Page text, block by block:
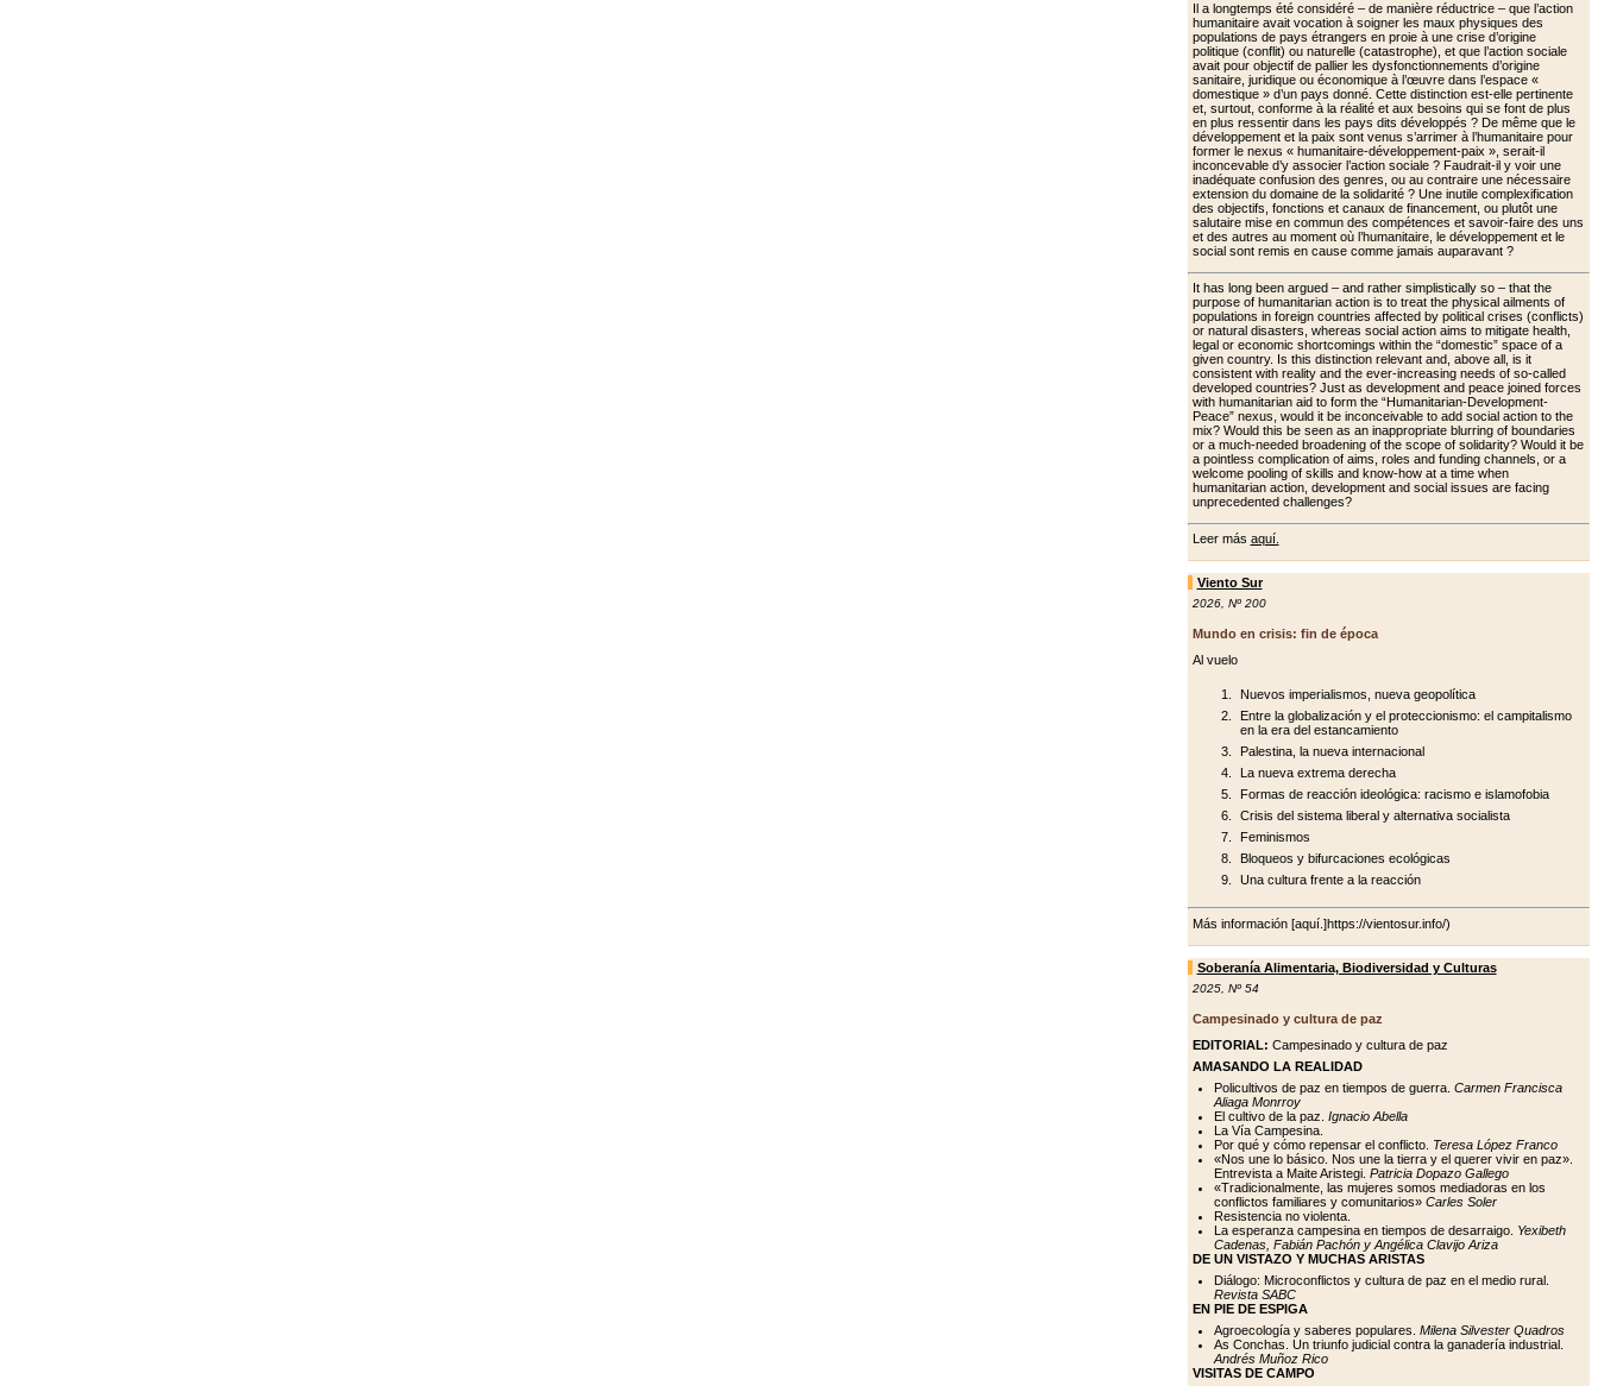
Il a longtemps été considéré – de manière réductrice – que l’action
humanitaire avait vocation à soigner les maux physiques des
populations de pays étrangers en proie à une crise d’origine
politique (conflit) ou naturelle (catastrophe), et que l’action sociale
avait pour objectif de pallier les dys­fonctionnements d’origine
sanitaire, juridique ou économique à l’œuvre dans l’espace «
domestique » d’un pays donné. Cette distinction est-elle pertinente
et, surtout, conforme à la réalité et aux besoins qui se font de plus
en plus ressentir dans les pays dits développés ? De même que le
dévelop­pement et la paix sont venus s’arrimer à l’humanitaire pour
former le nexus « humanitaire-développement-paix », serait-il
inconcevable d’y associer l’ac­tion sociale ? Faudrait-il y voir une
ina­déquate confusion des genres, ou au contraire une nécessaire
extension du domaine de la solidarité ? Une inutile complexification
des objectifs, fonc­tions et canaux de financement, ou plu­tôt une
salutaire mise en commun des compétences et savoir-faire des uns
et des autres au moment où l’humanitaire, le développement et le
social sont remis en cause comme jamais auparavant ?
It has long been argued – and rather simplistically so – that the
purpose of humanitarian action is to treat the physical ailments of
populations in foreign countries affected by political crises (conflicts)
or natural disasters, whereas social action aims to mitigate health,
legal or economic shortcomings within the “domestic” space of a
giv­en country. Is this distinction relevant and, above all, is it
consistent with re­ality and the ever-increasing needs of so-called
developed countries? Just as development and peace joined forc­es
with humanitarian aid to form the “Humanitarian-Development-
Peace” nexus, would it be inconceivable to add social action to the
mix? Would this be seen as an inappropriate blurring of boundaries
or a much-needed broad­ening of the scope of solidarity? Would it be
a pointless complication of aims, roles and funding channels, or a
wel­come pooling of skills and know-how at a time when
humanitarian action, de­velopment and social issues are facing
unprecedented challenges?
Leer más aquí.
Viento Sur
2026, Nº 200
Mundo en crisis: fin de época
Al vuelo
Nuevos imperialismos, nueva geopolítica
Entre la globalización y el proteccionismo: el campitalismo
en la era del estancamiento
Palestina, la nueva internacional
La nueva extrema derecha
Formas de reacción ideológica: racismo e islamofobia
Crisis del sistema liberal y alternativa socialista
Feminismos
Bloqueos y bifurcaciones ecológicas
Una cultura frente a la reacción
Más información [aquí.]https://vientosur.info/)
Soberanía Alimentaria, Biodiversidad y Culturas
2025, Nº 54
Campesinado y cultura de paz
EDITORIAL: Campesinado y cultura de paz
AMASANDO LA REALIDAD
Policultivos de paz en tiempos de guerra. Carmen Francisca
Aliaga Monrroy
El cultivo de la paz. Ignacio Abella
La Vía Campesina.
Por qué y cómo repensar el conflicto. Teresa López Franco
«Nos une lo básico. Nos une la tierra y el querer vivir en paz».
Entrevista a Maite Aristegi. Patricia Dopazo Gallego
«Tradicionalmente, las mujeres somos mediadoras en los
conflictos familiares y comunitarios» Carles Soler
Resistencia no violenta.
La esperanza campesina en tiempos de desarraigo. Yexibeth
Cadenas, Fabián Pachón y Angélica Clavijo Ariza
DE UN VISTAZO Y MUCHAS ARISTAS
Diálogo: Microconflictos y cultura de paz en el medio rural.
Revista SABC
EN PIE DE ESPIGA
Agroecología y saberes populares. Milena Silvester Quadros
As Conchas. Un triunfo judicial contra la ganadería industrial.
Andrés Muñoz Rico
VISITAS DE CAMPO